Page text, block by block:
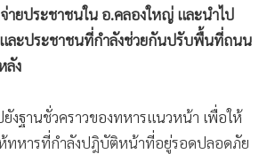
ยประชาชนใน อ.คลองใหญ่ และนำไป
ละประชาชนที่กำลังช่วยกันปรับพื้นที่ถนน
ลัง
งฐานชั่วคราวของทหารแนวหน้า เพื่อให้
ห้ทหารที่กำลังปฎิบัติหน้าที่อยู่รอดปลอดภัย